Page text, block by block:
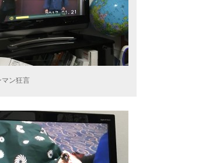
ン狂言